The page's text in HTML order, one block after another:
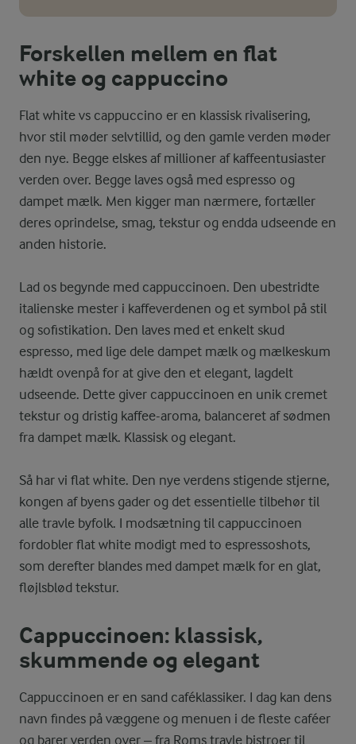
Forskellen mellem en flat
white og cappuccino
Flat white vs cappuccino er en klassisk rivalisering,
hvor stil møder selvtillid, og den gamle verden møder
den nye. Begge elskes af millioner af kaffeentusiaster
verden over. Begge laves også med espresso og
dampet mælk. Men kigger man nærmere, fortæller
deres oprindelse, smag, tekstur og endda udseende en
anden historie.
Lad os begynde med cappuccinoen. Den ubestridte
italienske mester i kaffeverdenen og et symbol på stil
og sofistikation. Den laves med et enkelt skud
espresso, med lige dele dampet mælk og mælkeskum
hældt ovenpå for at give den et elegant, lagdelt
udseende. Dette giver cappuccinoen en unik cremet
tekstur og dristig kaffee-aroma, balanceret af sødmen
fra dampet mælk. Klassisk og elegant.
Så har vi flat white. Den nye verdens stigende stjerne,
kongen af byens gader og det essentielle tilbehør til
alle travle byfolk. I modsætning til cappuccinoen
fordobler flat white modigt med to espressoshots,
som derefter blandes med dampet mælk for en glat,
fløjlsblød tekstur.
Cappuccinoen: klassisk,
skummende og elegant
Cappuccinoen er en sand caféklassiker. I dag kan dens
navn findes på væggene og menuen i de fleste caféer
og barer verden over – fra Roms travle bistroer til